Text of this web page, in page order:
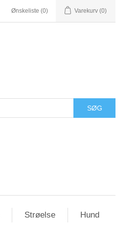
Ønskeliste (0) Varekurv (0)
Strøelse
Hund